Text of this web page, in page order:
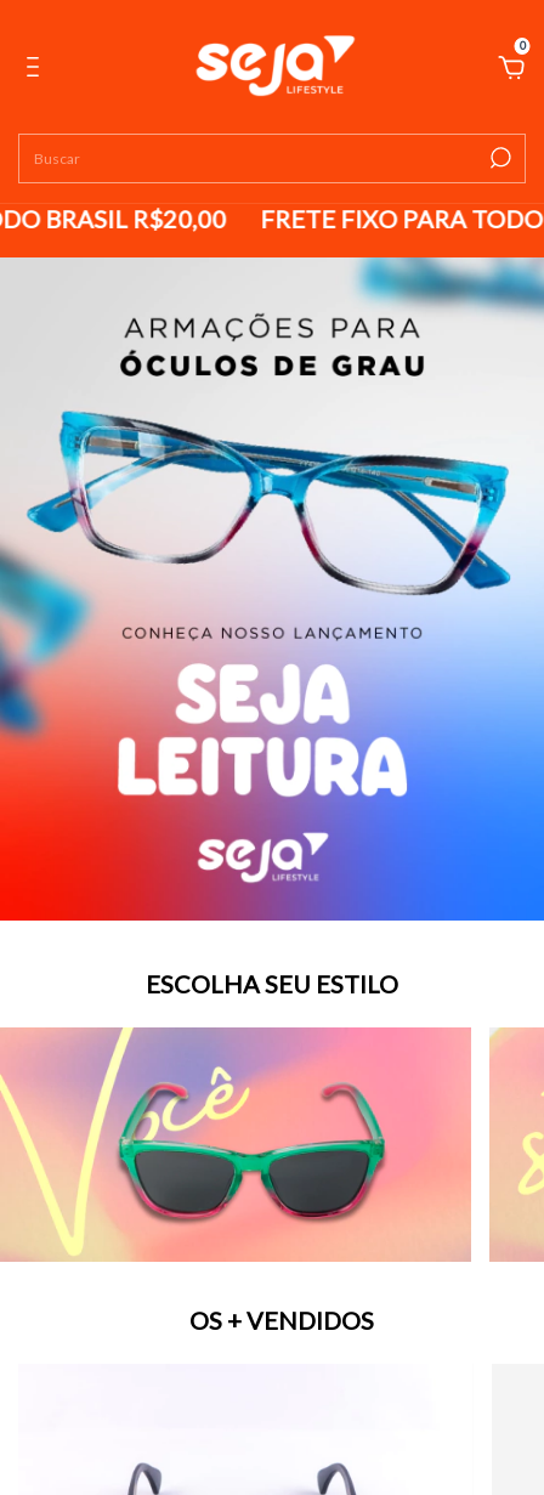
0
BRASIL R$20,00 FRETE FIXO PARA TODO
ESCOLHA SEU ESTILO
OS + VENDIDOS